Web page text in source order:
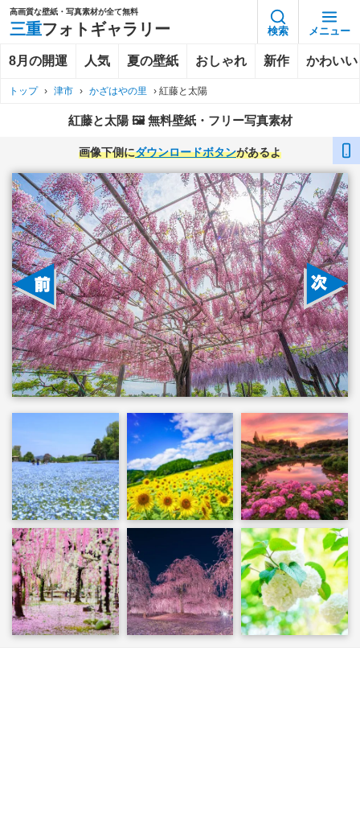
高画質な壁紙・写真素材が全て無料
三重フォトギャラリー 検索 メニュー
8月の開運 人気 夏の壁紙 おしゃれ 新作 かわいい
トップ › 津市 › かざはやの里 › 紅藤と太陽
紅藤と太陽 🖼️ 無料壁紙・フリー写真素材
画像下側にダウンロードボタンがあるよ